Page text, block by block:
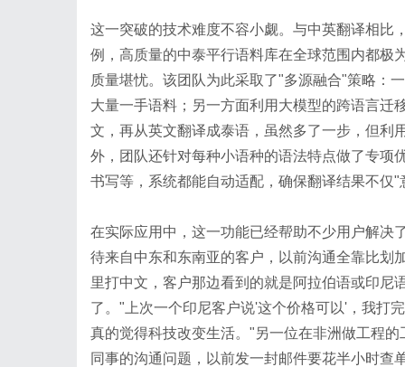
这一突破的技术难度不容小觑。与中英翻译相比
例，高质量的中泰平行语料库在全球范围内都极
质量堪忧。该团队为此采取了"多源融合"策略：
大量一手语料；另一方面利用大模型的跨语言
文，再从英文翻译成泰语，虽然多了一步，但利
外，团队还针对每种小语种的语法特点做了专项
书写等，系统都能自动适配，确保翻译结果不仅
在实际应用中，这一功能已经帮助不少用户解决
待来自中东和东南亚的客户，以前沟通全靠比划
里打中文，客户那边看到的就是阿拉伯语或印尼
了。"上次一个印尼客户说'这个价格可以'，我打
真的觉得科技改变生活。"另一位在非洲做工程
同事的沟通问题，以前发一封邮件要花半小时查